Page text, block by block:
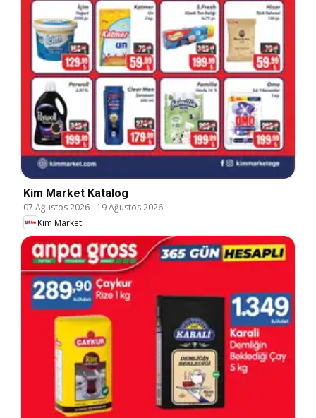
Kim Market Katalog
07 Ağustos 2026- 19 Ağustos 2026
Kim Market